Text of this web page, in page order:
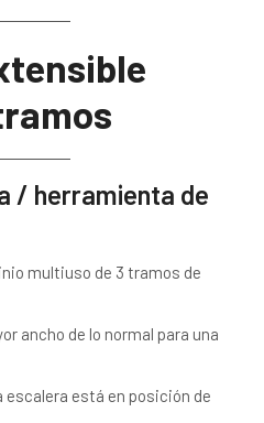
/ herramienta de
multiuso de 3 tramos de
ancho de lo normal para una
escalera está en posición de